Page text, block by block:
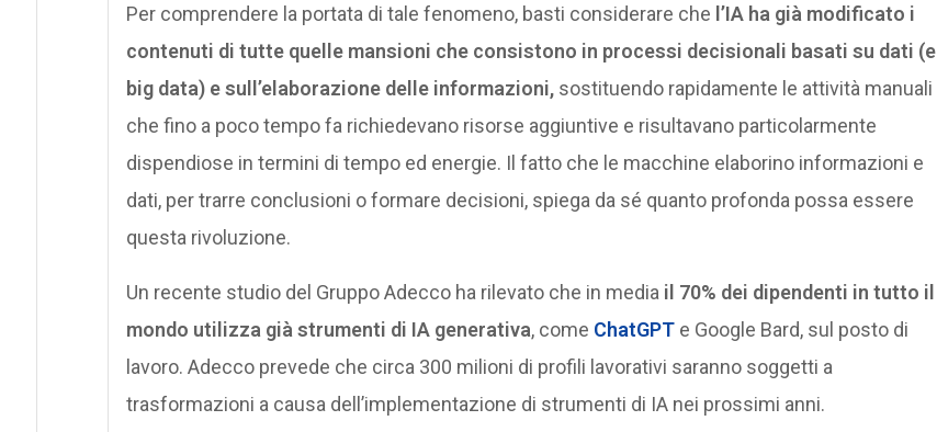
Per comprendere la portata di tale fenomeno, basti considerare che l’IA ha già modificato i
contenuti di tutte quelle mansioni che consistono in processi decisionali basati su dati (e
big data) e sull’elaborazione delle informazioni, sostituendo rapidamente le attività manuali
che fino a poco tempo fa richiedevano risorse aggiuntive e risultavano particolarmente
dispendiose in termini di tempo ed energie. Il fatto che le macchine elaborino informazioni e
dati, per trarre conclusioni o formare decisioni, spiega da sé quanto profonda possa essere
questa rivoluzione.
Un recente studio del Gruppo Adecco ha rilevato che in media il 70% dei dipendenti in tutto il
mondo utilizza già strumenti di IA generativa, come ChatGPTe Google Bard, sul posto di
lavoro. Adecco prevede che circa 300 milioni di profili lavorativi saranno soggetti a
trasformazioni a causa dell’implementazione di strumenti di IA nei prossimi anni.